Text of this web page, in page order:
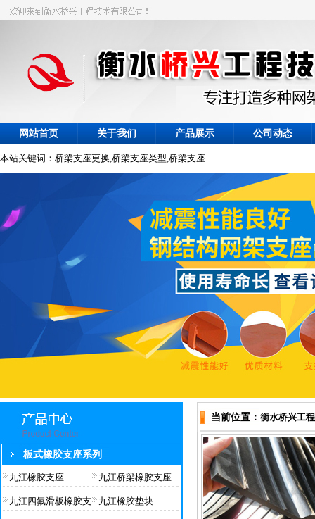
网站首页 关于我们 产品展示 公司动态
本站关键词：桥梁支座更换,桥梁支座类型,桥梁支座
板式橡胶支座系列
九江橡胶支座 九江桥梁橡胶支座
九江四氟滑板橡胶支 九江橡胶垫块
当前位置： 衡水桥兴工